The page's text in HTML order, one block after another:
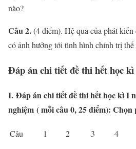
nào?
Câu 2.(4 điểm). Hệ quả của phát
có ảnh hưởng tới tình hình chính trị
Đáp án chi tiết đề thi hết học
I. Đáp án chi tiết đề thi hết học kì I
nghiệm ( mỗi câu 0, 25 điểm):
Câu 1 2 3 4